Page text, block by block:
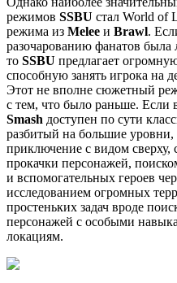
режимов SSBU стал World of
режима из Melee и Brawl.
разочарованию фанатов
то SSBU предлагает
способную занять игрока на
Этот не вполне сюжетный
с тем, что было раньше. Если
Smash доступен по сути
разбитый на большие уровни,
приключение с видом
прокачки персонажей,
и вспомогательных героев
исследованием огромных
простеньких задач вроде
персонажей с особыми
локациям.